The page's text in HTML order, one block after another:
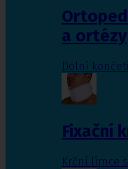
a ortézy
Dolní
Fixační
Krční límce